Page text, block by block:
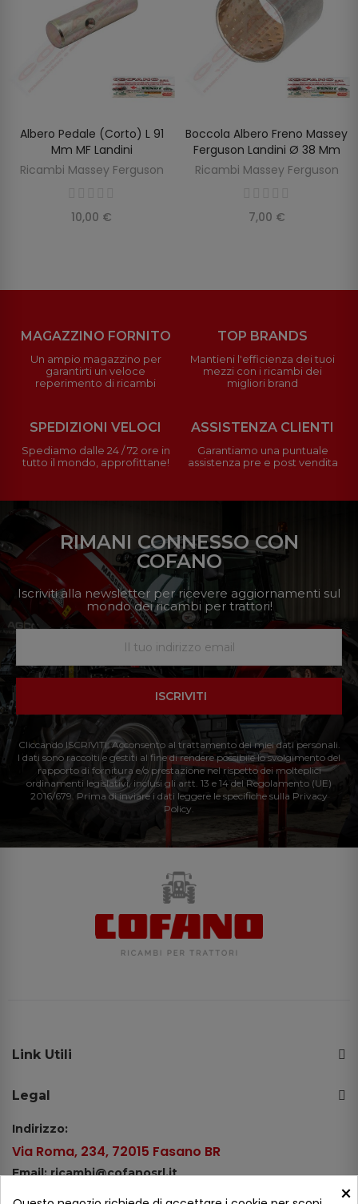
AGGIUNGI AL CARRELLO
Albero Pedale (corto) L 91
Mm MF Landini
Ricambi Massey Ferguson
10,00 €
AGGIUNGI AL CARRELLO
Boccola Albero Freno Massey
Ferguson Landini Ø 38 Mm
Ricambi Massey Ferguson
7,00 €
MAGAZZINO FORNITO
Un ampio magazzino per
garantirti un veloce
reperimento di ricambi
TOP BRANDS
Mantieni l'efficienza dei tuoi
mezzi con i ricambi dei
migliori brand
SPEDIZIONI VELOCI
Spediamo dalle 24 / 72 ore in
tutto il mondo, approfittane!
ASSISTENZA CLIENTI
Garantiamo una puntuale
assistenza pre e post vendita
RIMANI CONNESSO CON
COFANO
Iscriviti alla newsletter per ricevere aggiornamenti sul
mondo dei ricambi per trattori!
ISCRIVITI
Cliccando ISCRIVITI: Acconsento al trattamento dei miei dati personali.
I dati sono raccolti e gestiti al fine di rendere possibile lo svolgimento del
rapporto di fornitura e/o prestazione nel rispetto dei molteplici
ordinamenti legislativi, inclusi gli artt. 13 e 14 del Regolamento (UE)
2016/679. Prima di inviare i dati leggere le specifiche sulla Privacy
Policy.
Link Utili
Legal
Indirizzo:
Via Roma, 234, 72015 Fasano BR
Email: ricambi@cofanosrl.it
×